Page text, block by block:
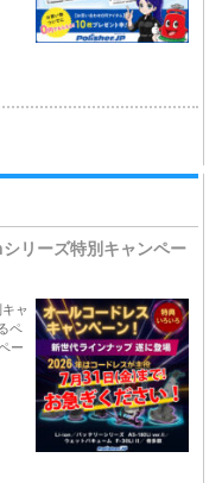
リーズ特別キャンペー
ャ
ペ
ー